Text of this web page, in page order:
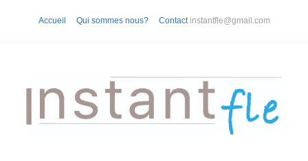
Accueil Qui sommes nous? Contact instantfle@gmail.com